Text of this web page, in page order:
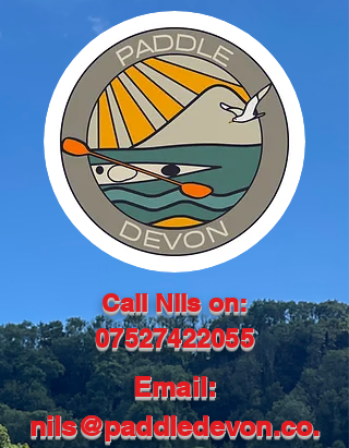
Call Nils on:
07527422055
Email:
nils@paddledevon.co.